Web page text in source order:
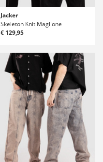
Jacker
Skeleton Knit Maglione
€ 129,95